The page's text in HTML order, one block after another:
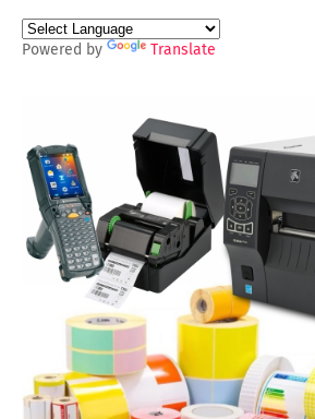
Powered by Translate